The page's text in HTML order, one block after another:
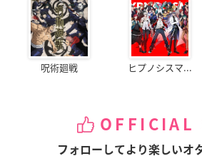
呪術廻戦 ヒプノシスマ...
OFFICIAL
フォローしてより楽しいオ